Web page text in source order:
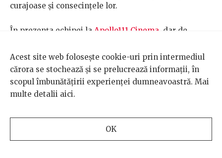
curajoase și consecințele lor.
În prezența echipei la Apollo111 Cinema , dar de
Cluj, București, Botoșani, Reghin, Timișoarasau prin
țară.
mame care pleacă din România pentru a le oferi
copiilor un viitor mai bun și luptă până la epuizare, la
propriu și la figurat, pentru ei. Toate încasările
Acest site web folosește cookie-uri prin intermediul
cărora se stochează și se prelucrează informații, în
scopul îmbunătățirii experienței dumneavoastră. Mai
multe detalii aici.
OK